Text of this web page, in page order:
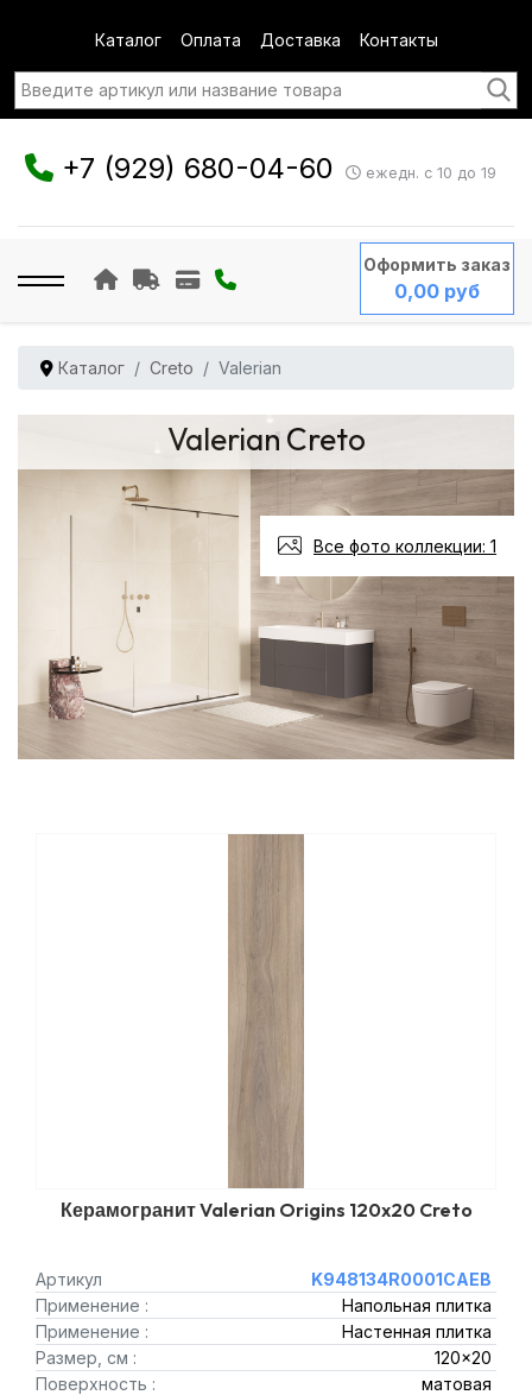
Каталог Оплата Доставка Контакты
+7 (929) 680-04-60 ежедн. с 10 до 19
Оформить заказ
0,00 руб
Каталог Creto Valerian
Valerian Creto
Все фото коллекции: 1
Керамогранит Valerian Origins 120x20 Creto
Артикул
K948134R0001CAEB
Применение :
Напольная плитка
Применение :
Настенная плитка
Размер, см :
120x20
Поверхность :
матовая